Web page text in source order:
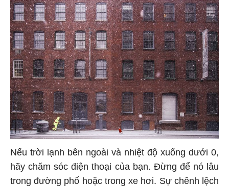
Nếu trời lạnh bên ngoài và nhiệt độ xuống dưới 0,
hãy chăm sóc điện thoại của bạn. Đừng để nó lâu
trong đường phố hoặc trong xe hơi. Sự chênh lệch